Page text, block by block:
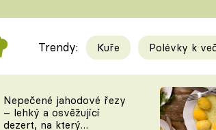
Videorecepty
TEĎ VAŘÍ ŠÉF!
Trendy: Kuře Polévky k
Nepečené jahodové řezy
– lehký a osvěžující
dezert, na který